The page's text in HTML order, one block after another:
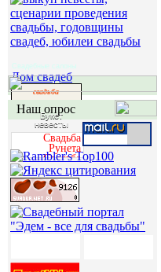
Свадебные салоны
Дом свадеб
свадьба
Букет
невесты
Свадьба
Рунета
Наш опрос